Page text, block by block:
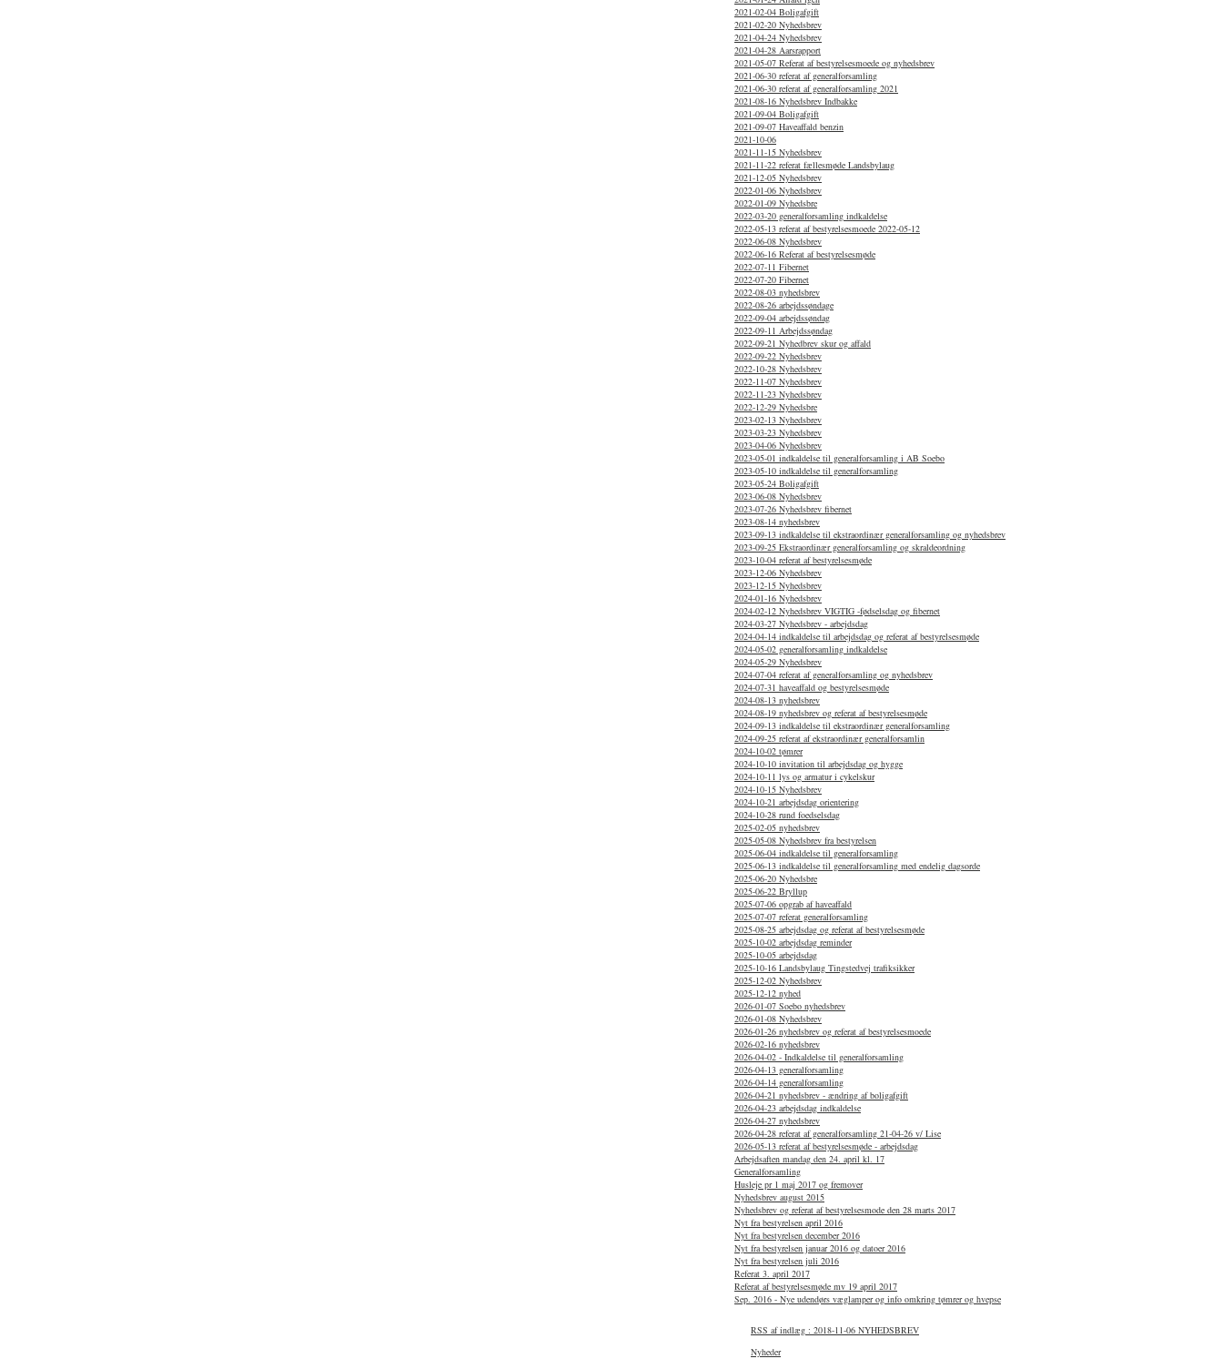
2021-02-04 Boligafgift
2021-02-20 Nyhedsbrev
2021-04-24 Nyhedsbrev
2021-04-28 Aarsrapport
2021-05-07 Referat af bestyrelsesmoede og nyhedsbrev
2021-06-30 referat af generalforsamling
2021-06-30 referat af generalforsamling 2021
2021-08-16 Nyhedsbrev Indbakke
2021-09-04 Boligafgift
2021-09-07 Haveaffald benzin
2021-10-06
2021-11-15 Nyhedsbrev
2021-11-22 referat fællesmøde Landsbylaug
2021-12-05 Nyhedsbrev
2022-01-06 Nyhedsbrev
2022-01-09 Nyhedsbre
2022-03-20 generalforsamling indkaldelse
2022-05-13 referat af bestyrelsesmoede 2022-05-12
2022-06-08 Nyhedsbrev
2022-06-16 Referat af bestyrelsesmøde
2022-07-11 Fibernet
2022-07-20 Fibernet
2022-08-03 nyhedsbrev
2022-08-26 arbejdssøndage
2022-09-04 arbejdssøndag
2022-09-11 Arbejdssøndag
2022-09-21 Nyhedbrev skur og affald
2022-09-22 Nyhedsbrev
2022-10-28 Nyhedsbrev
2022-11-07 Nyhedsbrev
2022-11-23 Nyhedsbrev
2022-12-29 Nyhedsbre
2023-02-13 Nyhedsbrev
2023-03-23 Nyhedsbrev
2023-04-06 Nyhedsbrev
2023-05-01 indkaldelse til generalforsamling i AB Soebo
2023-05-10 indkaldelse til generalforsamling
2023-05-24 Boligafgift
2023-06-08 Nyhedsbrev
2023-07-26 Nyhedsbrev fibernet
2023-08-14 nyhedsbrev
2023-09-13 indkaldelse til ekstraordinær generalforsamling og nyhedsbrev
2023-09-25 Ekstraordinær generalforsamling og skraldeordning
2023-10-04 referat af bestyrelsesmøde
2023-12-06 Nyhedsbrev
2023-12-15 Nyhedsbrev
2024-01-16 Nyhedsbrev
2024-02-12 Nyhedsbrev VIGTIG -fødselsdag og fibernet
2024-03-27 Nyhedsbrev - arbejdsdag
2024-04-14 indkaldelse til arbejdsdag og referat af bestyrelsesmøde
2024-05-02 generalforsamling indkaldelse
2024-05-29 Nyhedsbrev
2024-07-04 referat af generalforsamling og nyhedsbrev
2024-07-31 haveaffald og bestyrelsesmøde
2024-08-13 nyhedsbrev
2024-08-19 nyhedsbrev og referat af bestyrelsesmøde
2024-09-13 indkaldelse til ekstraordinær generalforsamling
2024-09-25 referat af ekstraordinær generalforsamlin
2024-10-02 tømrer
2024-10-10 invitation til arbejdsdag og hygge
2024-10-11 lys og armatur i cykelskur
2024-10-15 Nyhedsbrev
2024-10-21 arbejdsdag orientering
2024-10-28 rund foedselsdag
2025-02-05 nyhedsbrev
2025-05-08 Nyhedsbrev fra bestyrelsen
2025-06-04 indkaldelse til generalforsamling
2025-06-13 indkaldelse til generalforsamling med endelig dagsorde
2025-06-20 Nyhedsbre
2025-06-22 Bryllup
2025-07-06 opgrab af haveaffald
2025-07-07 referat generalforsamling
2025-08-25 arbejdsdag og referat af bestyrelsesmøde
2025-10-02 arbejdsdag reminder
2025-10-05 arbejdsdag
2025-10-16 Landsbylaug Tingstedvej trafiksikker
2025-12-02 Nyhedsbrev
2025-12-12 nyhed
2026-01-07 Soebo nyhedsbrev
2026-01-08 Nyhedsbrev
2026-01-26 nyhedsbrev og referat af bestyrelsesmoede
2026-02-16 nyhedsbrev
2026-04-02 - Indkaldelse til generalforsamling
2026-04-13 generalforsamling
2026-04-14 generalforsamling
2026-04-21 nyhedsbrev - ændring af boligafgift
2026-04-23 arbejdsdag indkaldelse
2026-04-27 nyhedsbrev
2026-04-28 referat af generalforsamling 21-04-26 v/ Lise
2026-05-13 referat af bestyrelsesmøde - arbejdsdag
Arbejdsaften mandag den 24. april kl. 17
Generalforsamling
Husleje pr 1 maj 2017 og fremover
Nyhedsbrev august 2015
Nyhedsbrev og referat af bestyrelsesmode den 28 marts 2017
Nyt fra bestyrelsen april 2016
Nyt fra bestyrelsen december 2016
Nyt fra bestyrelsen januar 2016 og datoer 2016
Nyt fra bestyrelsen juli 2016
Referat 3. april 2017
Referat af bestyrelsesmøde mv 19 april 2017
Sep. 2016 - Nye udendørs væglamper og info omkring tømrer og hvepse
RSS af indlæg : 2018-11-06 NYHEDSBREV
Nyheder